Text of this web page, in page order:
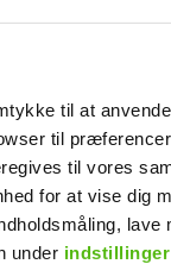
til at
til
til vores
for at vise dig
lave
under indstillinger